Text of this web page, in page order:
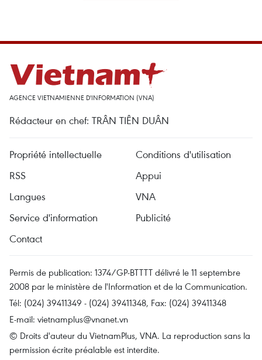
AGENCE VIETNAMIENNE D'INFORMATION (VNA)
Rédacteur en chef: TRÂN TIÊN DUÂN
Propriété intellectuelle
Conditions d'utilisation
RSS
Appui
Langues
VNA
Service d'information
Publicité
Contact
Permis de publication: 1374/GP-BTTTT délivré le 11 septembre
2008 par le ministère de l'Information et de la Communication.
Tél: (024) 39411349 - (024) 39411348, Fax: (024) 39411348
E-mail: vietnamplus@vnanet.vn
© Droits d'auteur du VietnamPlus, VNA. La reproduction sans la
permission écrite préalable est interdite.